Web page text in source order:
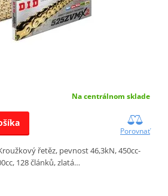
Na centrálnom sklade
Porovnať
řetěz, pevnost 46,3kN, 450cc-
128 článků, zlatá…